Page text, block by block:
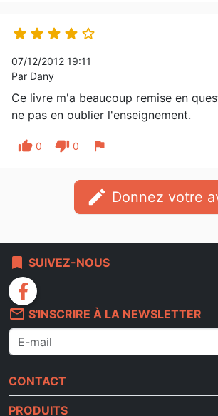
    
07/12/2012 19:11
Par Dany
Ce livre m'a beaucoup remise en
ne pas en oublier l'enseignement.
thumb_up 0 thumb_down 0 flag
edit Donnez votre
bookmark SUIVEZ-NOUS
facebook
mail_outline S'INSCRIRE À LA NEWSLETTER
CONTACT
PRODUITS